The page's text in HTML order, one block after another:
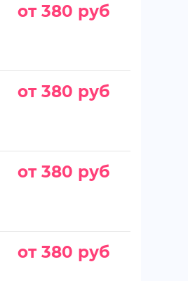
от 380 руб
от 380 руб
от 380 руб
от 380 руб